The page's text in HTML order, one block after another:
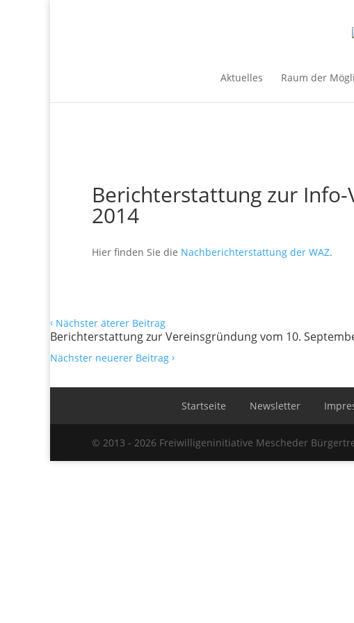
Aktuelles Raum der
Berichterstattung zur
2014
Hier finden Sie die Nachberichterstattung der WAZ.
‹ Nächster äterer Beitrag
Berichterstattung zur Vereinsgründung vom 10.
Nächster neuerer Beitrag ›
Startseite Newsletter
© 2013 - 2026 Freiwilligeninitiative Mescheder